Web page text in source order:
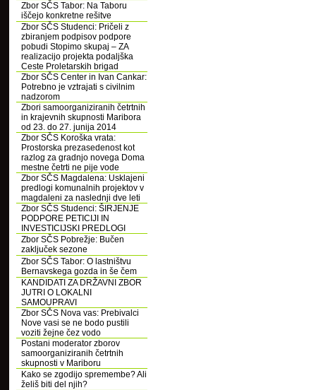
Zbor SČS Tabor: Na Taboru
iščejo konkretne rešitve
Zbor SČS Studenci: Pričeli z
zbiranjem podpisov podpore
pobudi Stopimo skupaj – ZA
realizacijo projekta podaljška
Ceste Proletarskih brigad
Zbor SČS Center in Ivan Cankar:
Potrebno je vztrajati s civilnim
nadzorom
Zbori samoorganiziranih četrtnih
in krajevnih skupnosti Maribora
od 23. do 27. junija 2014
Zbor SČS Koroška vrata:
Prostorska prezasedenost kot
razlog za gradnjo novega Doma
mestne četrti ne pije vode
Zbor SČS Magdalena: Usklajeni
predlogi komunalnih projektov v
magdaleni za naslednji dve leti
Zbor SČS Studenci: ŠIRJENJE
PODPORE PETICIJI IN
INVESTICIJSKI PREDLOGI
Zbor SČS Pobrežje: Bučen
zaključek sezone
Zbor SČS Tabor: O lastništvu
Bernavskega gozda in še čem
KANDIDATI ZA DRŽAVNI ZBOR
JUTRI O LOKALNI
SAMOUPRAVI
Zbor SČS Nova vas: Prebivalci
Nove vasi se ne bodo pustili
voziti žejne čez vodo
Postani moderator zborov
samoorganiziranih četrtnih
skupnosti v Mariboru
Kako se zgodijo spremembe? Ali
želiš biti del njih?